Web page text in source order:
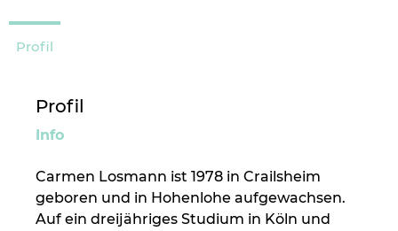
Profil
Info
Carmen Losmann ist 1978 in Crailsheim
geboren und in Hohenlohe aufgewachsen.
Auf ein dreijähriges Studium in Köln und
Profil